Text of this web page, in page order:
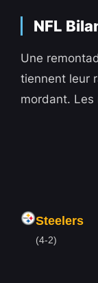
NFL
Une
tiennent leur
mordant.
Steelers
(4-2)